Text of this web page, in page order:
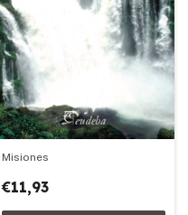
Misiones
€11,93